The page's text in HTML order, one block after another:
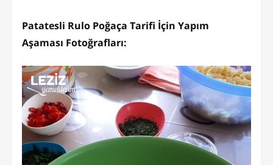
Patatesli Rulo Poğaça Tarifi İçin Yapım
Aşaması Fotoğrafları: